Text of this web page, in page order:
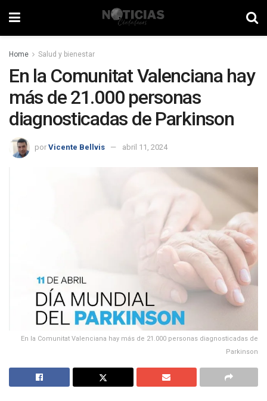
Home Salud y bienestar
En la Comunitat Valenciana hay
más de 21.000 personas
diagnosticadas de Parkinson
por Vicente Bellvis abril 11, 2024
En la Comunitat Valenciana hay más de 21.000 personas diagnosticadas de
Parkinson